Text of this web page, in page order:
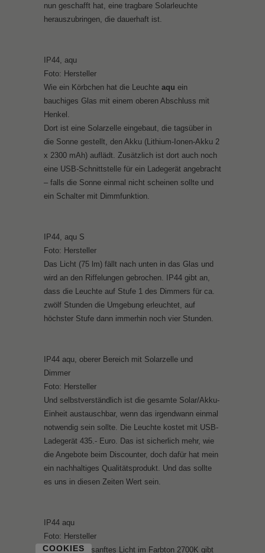
nun geschafft hat, eine tragbare Solarleuchte
herauszubringen, die dauerhaft ist.
IP44, aqu
Foto: Hersteller
Wie ein Körbchen hat die Leuchte aqu ein
bauchiges Glas mit einem oberen Abschluss mit
Henkel.
Dort ist eine Solarzelle eingebaut, die tagsüber in
die Sonne gestellt, den Akku (Lithium-Ionen-Akku 2
x 2300 mAh) auflädt. Zusätzlich ist dort auch noch
eine USB-Schnittstelle für ein Ladegerät angebracht
– falls die Sonne einmal nicht scheinen sollte und
ein Schalter mit Dimmfunktion.
IP44, aqu S
Foto: Hersteller
Das Licht (75 lm) fällt nach unten in das Glas und
wird an den Riffelungen gebrochen. IP44 gibt an,
dass die Leuchte auf Stufe 1 des Dimmers für ca.
zwölf Stunden die Umgebung erleuchtet, auf
höchster Stufe dann immerhin noch vier Stunden.
IP44 aqu, oberer Bereich mit Solarzelle und
Dimmer
Foto: Hersteller
Und selbstverständlich ist die gesamte Solar/Akku-
Einheit austauschbar, wenn das irgendwann einmal
notwendig sein sollte. Die Leuchte kostet mit USB-
Ladegerät 435.- Euro. Das ist sicherlich mehr, wie
die Angebote beim Discounter, doch dafür hat mein
ein nachhaltiges Qualitätsprodukt. Und das sollte
es uns in diesen Zeiten Wert sein.
IP44 aqu
Foto: Hersteller
Ein schönes, sanftes Licht im Farbton 2700K gibt
COOKIES